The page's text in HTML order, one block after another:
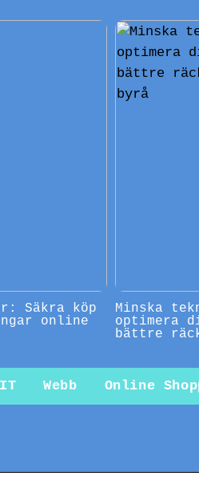
Säkra köp
online
Minska
optimera
bättre
IT Webb Online